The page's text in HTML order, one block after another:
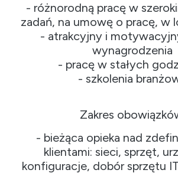
- różnorodną pracę w
zadań, na umowę o pracę, w
- atrakcyjny i
wynagrodzenia
- pracę w stałych
- szkolenia
Zakres
- bieżąca opieka nad
klientami: sieci, sprzęt,
konfiguracje, dobór sprzętu